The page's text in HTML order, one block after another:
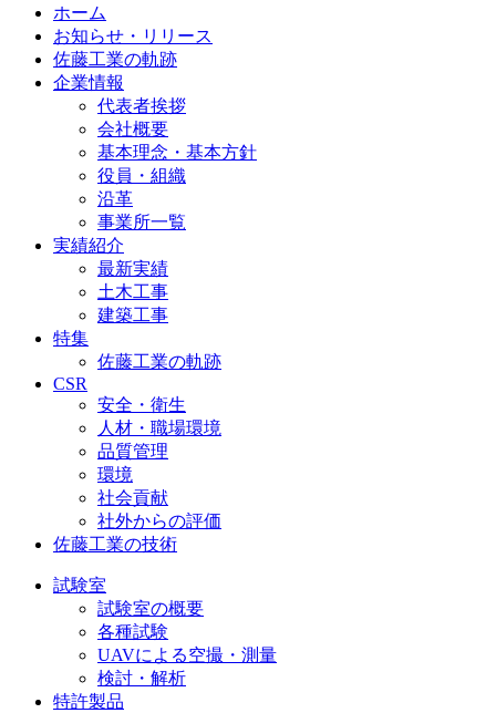
ホーム
お知らせ・リリース
佐藤工業の軌跡
企業情報
代表者挨拶
会社概要
基本理念・基本方針
役員・組織
沿革
事業所一覧
実績紹介
最新実績
土木工事
建築工事
特集
佐藤工業の軌跡
CSR
安全・衛生
人材・職場環境
品質管理
環境
社会貢献
社外からの評価
佐藤工業の技術
試験室
試験室の概要
各種試験
UAVによる空撮・測量
検討・解析
特許製品